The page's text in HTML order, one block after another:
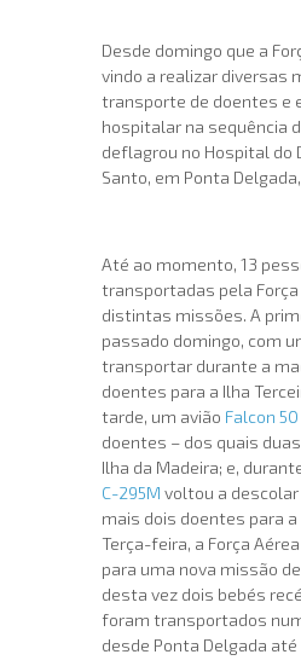
Desde domingo que a
vindo a realizar diversas
transporte de doentes e
hospitalar na sequência
deflagrou no Hospital do
Santo, em Ponta
Até ao momento, 13
transportadas pela Força
distintas missões. A
passado domingo, com
transportar durante a
doentes para a Ilha
tarde, um avião Falcon 50
doentes – dos quais
Ilha da Madeira; e,
C-295M voltou a
mais dois doentes para a
Terça-feira, a Força
para uma nova missão
desta vez dois bebés
foram transportados
desde Ponta Delgada até